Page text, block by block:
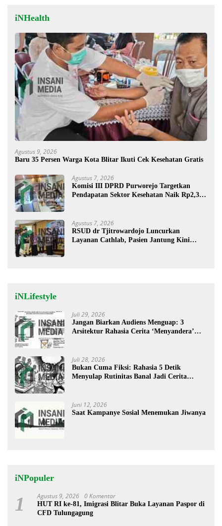
iNHealth
Agustus 9, 2026
Baru 35 Persen Warga Kota Blitar Ikuti Cek Kesehatan Gratis
Agustus 7, 2026
Komisi III DPRD Purworejo Targetkan
Pendapatan Sektor Kesehatan Naik Rp2,3
Agustus 7, 2026
RSUD dr Tjitrowardojo Luncurkan
Layanan Cathlab, Pasien Jantung Kini
iNLifestyle
Juli 29, 2026
Jangan Biarkan Audiens Menguap: 3
Arsitektur Rahasia Cerita ‘Menyandera’
Juli 28, 2026
Bukan Cuma Fiksi: Rahasia 5 Detik
Menyulap Rutinitas Banal Jadi Cerita
Juni 12, 2026
Saat Kampanye Sosial Menemukan Jiwanya
iNPopuler
1 Agustus 9, 2026 0 Komentar
HUT RI ke-81, Imigrasi Blitar Buka Layanan Paspor di
CFD Tulungagung